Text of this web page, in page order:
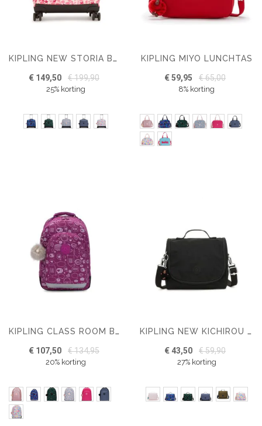
KIPLING NEW STORIA BOEKENTAS
€ 149,50 € 199,90
25% korting
KIPLING MIYO LUNCHTAS
€ 59,95 € 65,00
8% korting
KIPLING CLASS ROOM BOEKENTAS
€ 107,50 € 134,95
20% korting
KIPLING NEW KICHIROU LUNCHTAS MET TROLLEYBEVESTIGING
€ 43,50 € 59,90
27% korting